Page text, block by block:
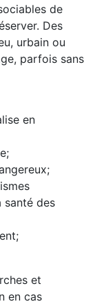
de
Des
urbain ou
parfois sans
en
santé des
et
en cas